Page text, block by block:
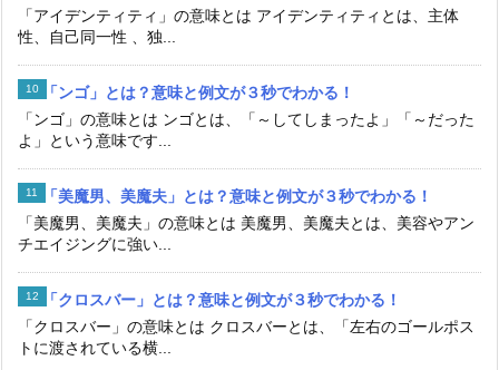
「アイデンティティ」の意味とは アイデンティティとは、主体
性、自己同一性 、独...
「ンゴ」とは？意味と例文が３秒でわかる！
「ンゴ」の意味とは ンゴとは、「～してしまったよ」「～だった
よ」という意味です...
「美魔男、美魔夫」とは？意味と例文が３秒でわかる！
「美魔男、美魔夫」の意味とは 美魔男、美魔夫とは、美容やアン
チエイジングに強い...
「クロスバー」とは？意味と例文が３秒でわかる！
「クロスバー」の意味とは クロスバーとは、「左右のゴールポス
トに渡されている横...